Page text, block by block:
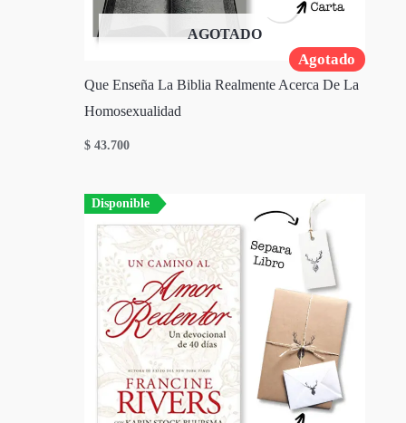
Agotado
AGOTADO
Que Enseña La Biblia Realmente Acerca De La
Homosexualidad
$ 43.700
Disponible